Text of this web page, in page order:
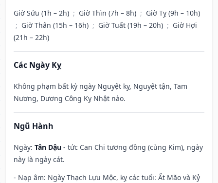
Giờ Sửu (1h – 2h) ; Giờ Thìn (7h – 8h) ; Giờ Tỵ (9h – 10h)
; Giờ Thân (15h – 16h) ; Giờ Tuất (19h – 20h) ; Giờ Hợi
(21h – 22h)
Các Ngày Kỵ
Không phạm bất kỳ ngày Nguyệt kỵ, Nguyệt tận, Tam
Nương, Dương Công Kỵ Nhật nào.
Ngũ Hành
Ngày: Tân Dậu - tức Can Chi tương đồng (cùng Kim), ngày
này là ngày cát.
- Nạp âm: Ngày Thạch Lựu Mộc, kỵ các tuổi: Ất Mão và Kỷ